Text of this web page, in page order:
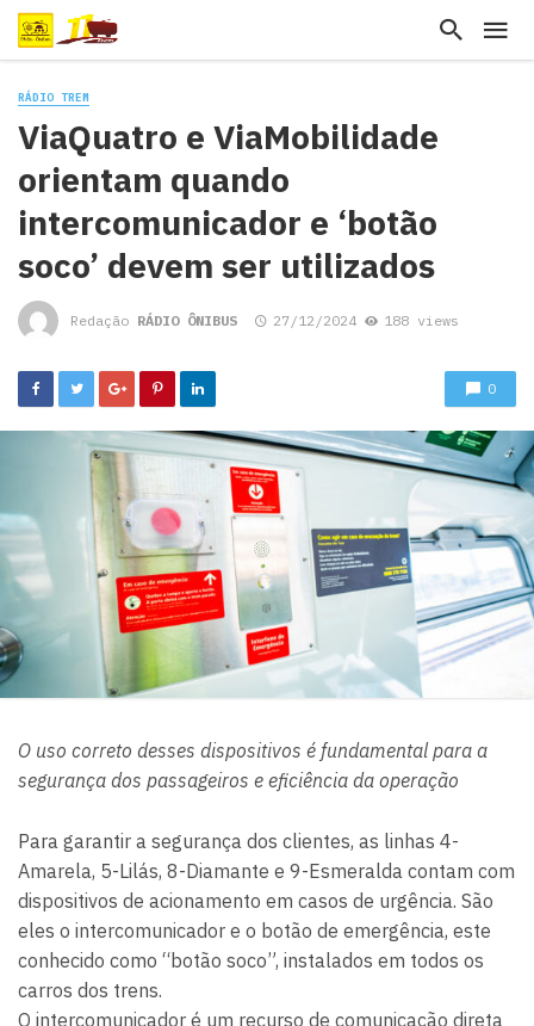
RÁDIO TREM
ViaQuatro e ViaMobilidade
orientam quando
intercomunicador e ‘botão
soco’ devem ser utilizados
Redação RÁDIO ÔNIBUS 27/12/2024 188 views
0
O uso correto desses dispositivos é fundamental para a
segurança dos passageiros e eficiência da operação
Para garantir a segurança dos clientes, as linhas 4-
Amarela, 5-Lilás, 8-Diamante e 9-Esmeralda contam com
dispositivos de acionamento em casos de urgência. São
eles o intercomunicador e o botão de emergência, este
conhecido como “botão soco”, instalados em todos os
carros dos trens.
O intercomunicador é um recurso de comunicação direta